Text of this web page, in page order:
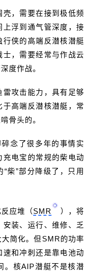
，需要在接到极低频
浮到通气管深度，接
侠的高端反潜核潜艇
，需要经常与作战云
度作战。
攻击能力，具有足够
高端反潜核潜艇，常
骨头的。
念了很多年的事情实
电宝的常规的柴电动
柴”部分降级了，只用
应堆（SMR
），将
装、运行、维修、乏
简化。但SMR的功率
和冲刺还是靠电池动
。核AIP潜艇不是核潜